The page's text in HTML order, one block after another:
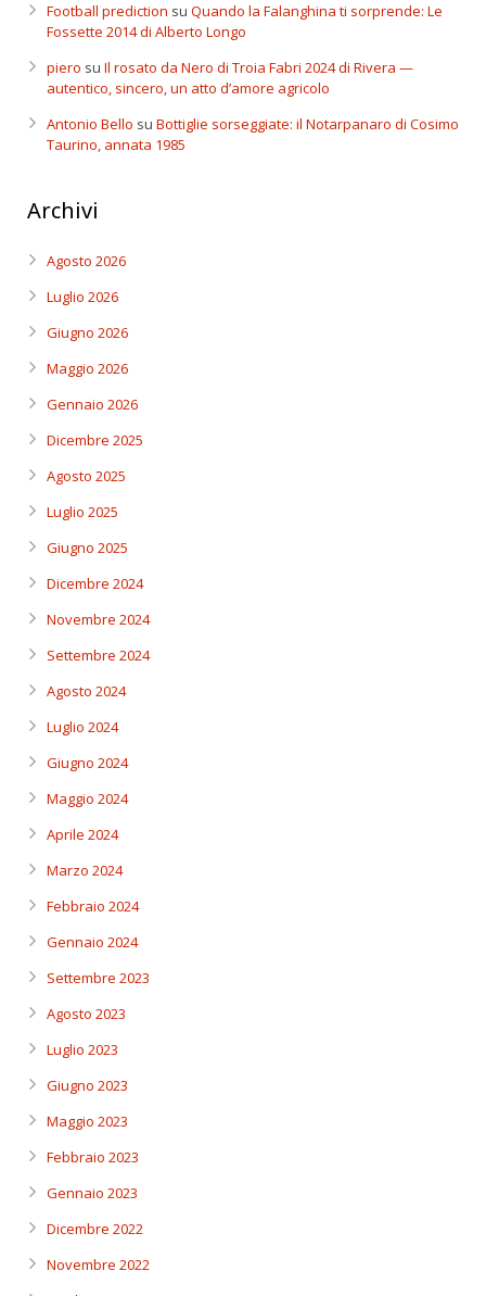
Football prediction su Quando la Falanghina ti sorprende: Le
Fossette 2014 di Alberto Longo
piero su Il rosato da Nero di Troia Fabri 2024 di Rivera —
autentico, sincero, un atto d’amore agricolo
Antonio Bello su Bottiglie sorseggiate: il Notarpanaro di Cosimo
Taurino, annata 1985
Archivi
Agosto 2026
Luglio 2026
Giugno 2026
Maggio 2026
Gennaio 2026
Dicembre 2025
Agosto 2025
Luglio 2025
Giugno 2025
Dicembre 2024
Novembre 2024
Settembre 2024
Agosto 2024
Luglio 2024
Giugno 2024
Maggio 2024
Aprile 2024
Marzo 2024
Febbraio 2024
Gennaio 2024
Settembre 2023
Agosto 2023
Luglio 2023
Giugno 2023
Maggio 2023
Febbraio 2023
Gennaio 2023
Dicembre 2022
Novembre 2022